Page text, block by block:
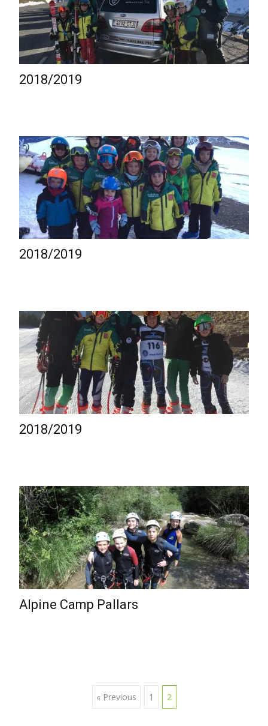
2018/2019
2018/2019
2018/2019
Alpine Camp Pallars
Posts « Previous 1 2